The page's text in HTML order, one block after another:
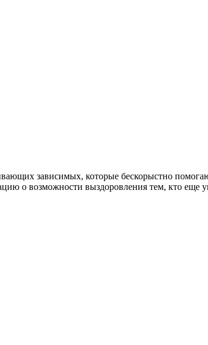
зависимых, которые бескорыстно
о возможности выздоровления тем, кто еще